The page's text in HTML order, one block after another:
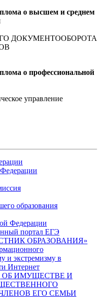
о высшем и среднем
ДОКУМЕНТООБОРОТА
о профессиональной
управление
образования
Федерации
портал ЕГЭ
ОБРАЗОВАНИЯ»
и экстремизму в
Интернет
ОБ ИМУЩЕСТВЕ И
ЕГО СЕМЬИ